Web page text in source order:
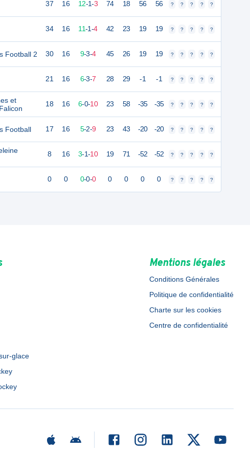
Football 2
et
Football
37 16 12-1-3 74 18 56 56 ? ? ? ? ?
34 16 11-1-4 42 23 19 19 ? ? ? ? ?
30 16 9-3-4 45 26 19 19 ? ? ? ? ?
21 16 6-3-7 28 29 -1 -1 ? ? ? ? ?
18 16 6-0-10 23 58 -35 -35 ? ? ? ? ?
17 16 5-2-9 23 43 -20 -20 ? ? ? ? ?
8 16 3-1-10 19 71 -52 -52 ? ? ? ? ?
0 0 0-0-0 0 0 0 0 ? ? ? ? ?
glace
Mentions légales
Conditions Générales
Politique de confidentialité
Charte sur les cookies
Centre de confidentialité